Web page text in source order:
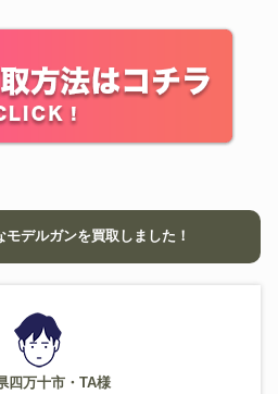
デルガンを買取しました！
四万十市・TA様